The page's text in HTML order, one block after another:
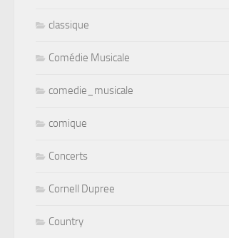
classique
Comédie Musicale
comedie_musicale
comique
Concerts
Cornell Dupree
Country